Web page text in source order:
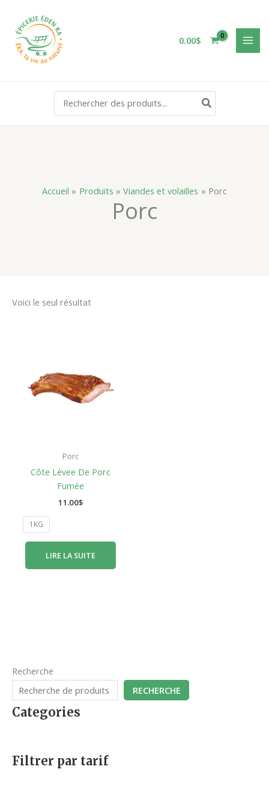
contenu
0.00$
Accueil Produits Viandes et volailles Porc
Porc
Recherche
RECHERCHE
Categories
Filtrer par tarif
Voici le seul résultat
Porc
Côte Lévee De Porc
Fumée
11.00$
1KG
LIRE LA SUITE